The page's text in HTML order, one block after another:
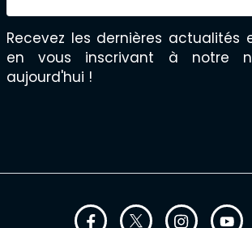
Recevez les dernières actualités
en vous inscrivant à notre
aujourd'hui !